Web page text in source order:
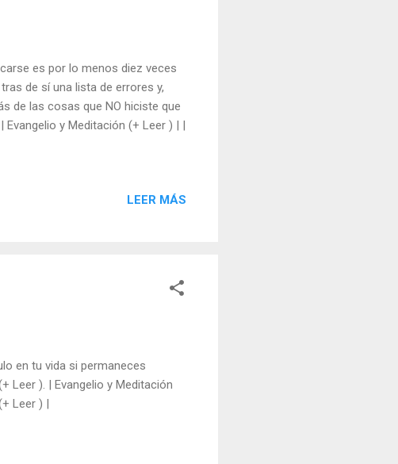
es por lo menos diez veces
de sí una lista de errores y,
de las cosas que NO hiciste que
Evangelio y Meditación (+ Leer ) | |
LEER MÁS
en tu vida si permaneces
Leer ). | Evangelio y Meditación
Leer ) |